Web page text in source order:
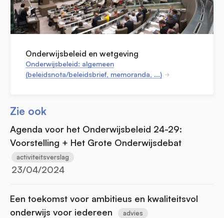
Onderwijsbeleid en wetgeving
Onderwijsbeleid: algemeen
(beleidsnota/beleidsbrief, memoranda, ...)
Zie ook
Agenda voor het Onderwijsbeleid 24-29:
Voorstelling + Het Grote Onderwijsdebat
activiteitsverslag
23/04/2024
Een toekomst voor ambitieus en kwaliteitsvol
onderwijs voor iedereen
advies